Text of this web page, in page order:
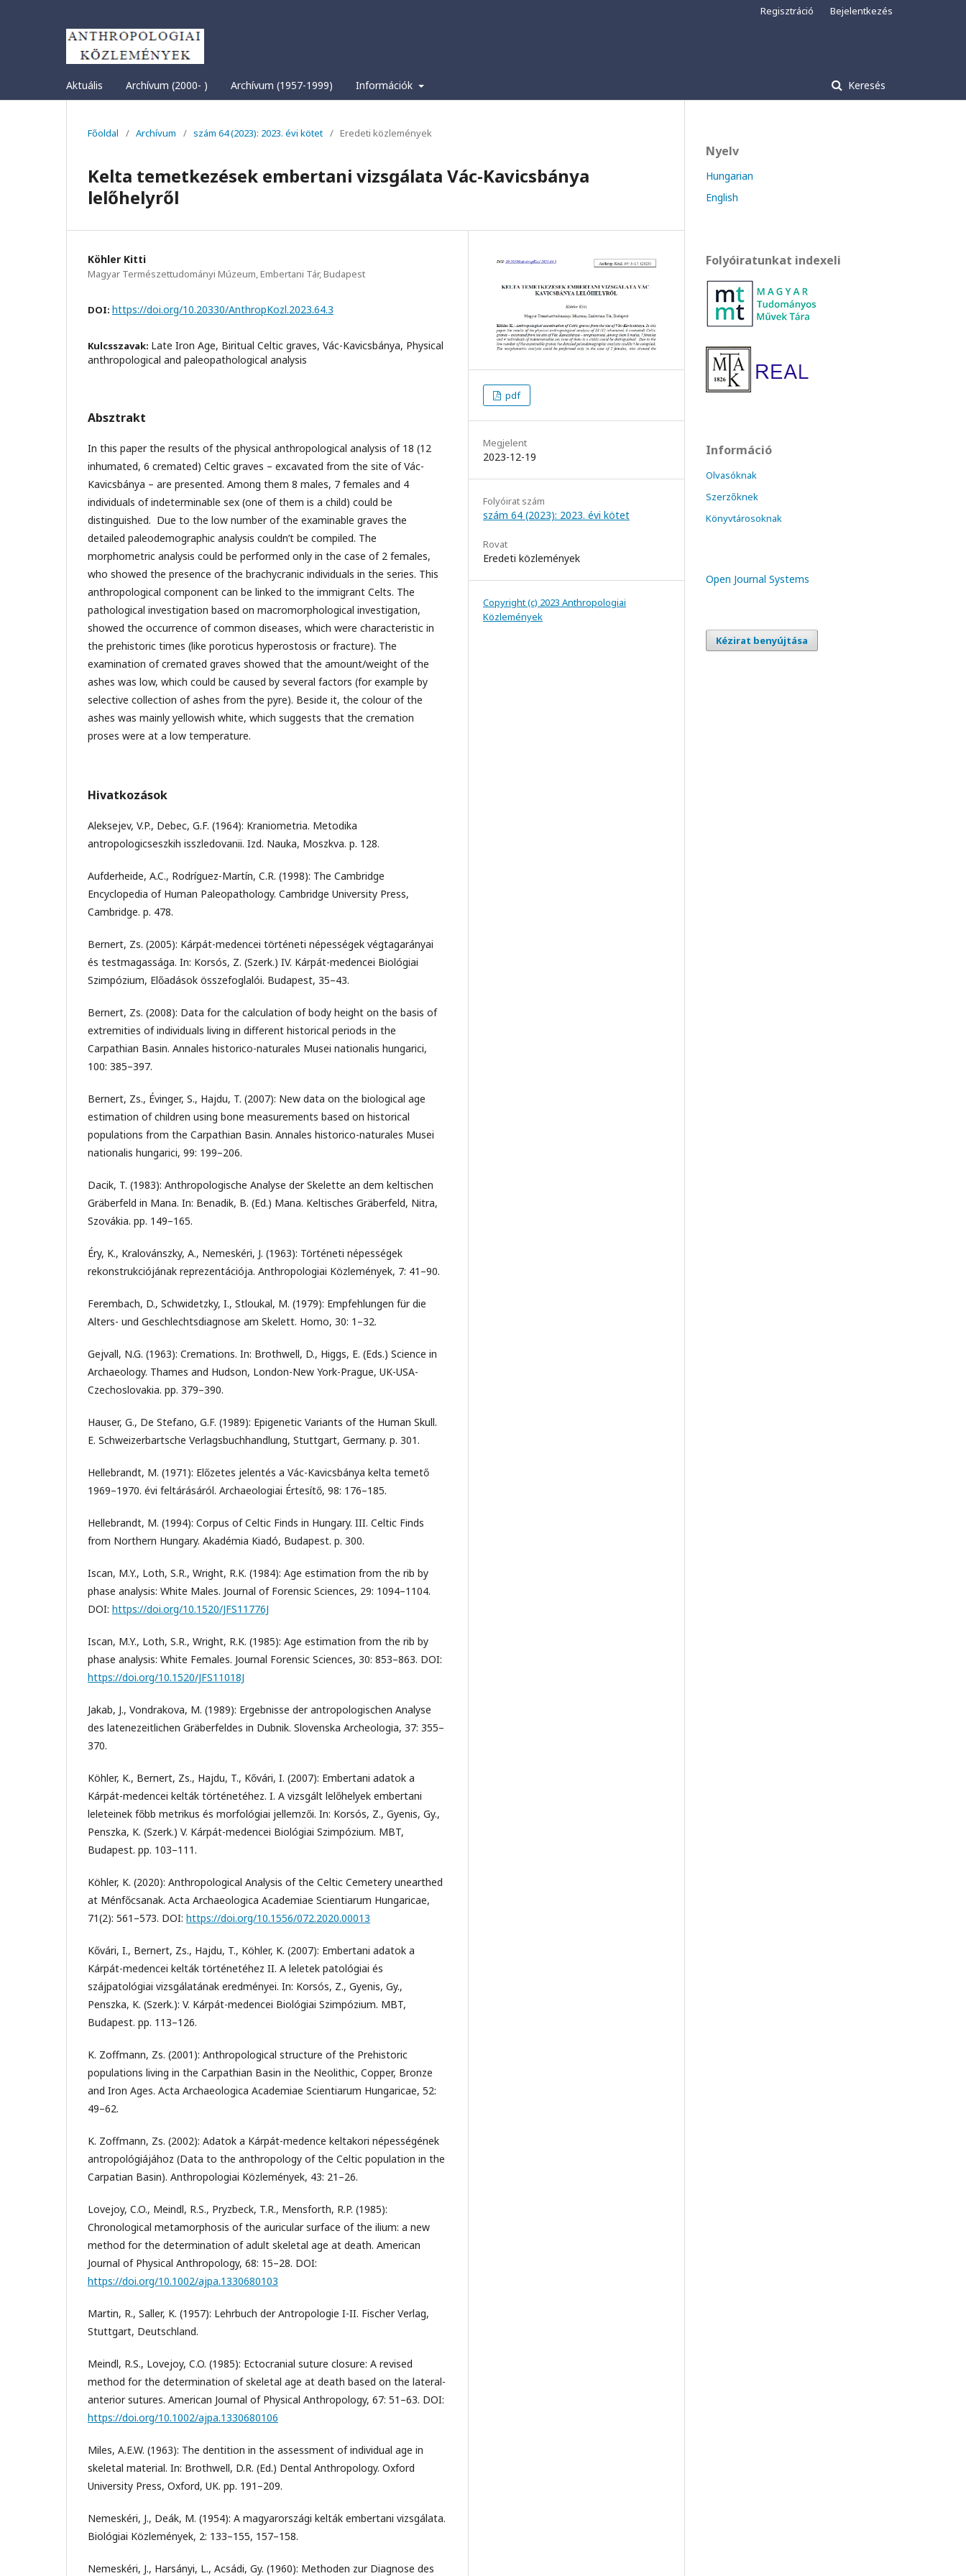
Aktuális Archívum (2000- ) Archívum (1957-1999) Információk Keresés
Regisztráció Bejelentkezés
Főoldal / Archívum / szám 64 (2023): 2023. évi kötet / Eredeti közlemények
Kelta temetkezések embertani vizsgálata Vác-Kavicsbánya
lelőhelyről
Köhler Kitti
Magyar Természettudományi Múzeum, Embertani Tár, Budapest
DOI: https://doi.org/10.20330/AnthropKozl.2023.64.3
Kulcsszavak: Late Iron Age, Biritual Celtic graves, Vác-Kavicsbánya, Physical
anthropological and paleopathological analysis
Absztrakt
In this paper the results of the physical anthropological analysis of 18 (12
inhumated, 6 cremated) Celtic graves – excavated from the site of Vác-
Kavicsbánya – are presented. Among them 8 males, 7 females and 4
individuals of indeterminable sex (one of them is a child) could be
distinguished. Due to the low number of the examinable graves the
detailed paleodemographic analysis couldn’t be compiled. The
morphometric analysis could be performed only in the case of 2 females,
who showed the presence of the brachycranic individuals in the series. This
anthropological component can be linked to the immigrant Celts. The
pathological investigation based on macromorphological investigation,
showed the occurrence of common diseases, which were characteristic in
the prehistoric times (like poroticus hyperostosis or fracture). The
examination of cremated graves showed that the amount/weight of the
ashes was low, which could be caused by several factors (for example by
selective collection of ashes from the pyre). Beside it, the colour of the
ashes was mainly yellowish white, which suggests that the cremation
proses were at a low temperature.
Hivatkozások
Aleksejev, V.P., Debec, G.F. (1964): Kraniometria. Metodika
antropologicseszkih isszledovanii. Izd. Nauka, Moszkva. p. 128.
Aufderheide, A.C., Rodríguez-Martín, C.R. (1998): The Cambridge
Encyclopedia of Human Paleopathology. Cambridge University Press,
Cambridge. p. 478.
Bernert, Zs. (2005): Kárpát-medencei történeti népességek végtagarányai
és testmagassága. In: Korsós, Z. (Szerk.) IV. Kárpát-medencei Biológiai
Szimpózium, Előadások összefoglalói. Budapest, 35–43.
Bernert, Zs. (2008): Data for the calculation of body height on the basis of
extremities of individuals living in different historical periods in the
Carpathian Basin. Annales historico-naturales Musei nationalis hungarici,
100: 385–397.
Bernert, Zs., Évinger, S., Hajdu, T. (2007): New data on the biological age
estimation of children using bone measurements based on historical
populations from the Carpathian Basin. Annales historico-naturales Musei
nationalis hungarici, 99: 199–206.
Dacik, T. (1983): Anthropologische Analyse der Skelette an dem keltischen
Gräberfeld in Mana. In: Benadik, B. (Ed.) Mana. Keltisches Gräberfeld, Nitra,
Szovákia. pp. 149–165.
Éry, K., Kralovánszky, A., Nemeskéri, J. (1963): Történeti népességek
rekonstrukciójának reprezentációja. Anthropologiai Közlemények, 7: 41–90.
Ferembach, D., Schwidetzky, I., Stloukal, M. (1979): Empfehlungen für die
Alters- und Geschlechtsdiagnose am Skelett. Homo, 30: 1–32.
Gejvall, N.G. (1963): Cremations. In: Brothwell, D., Higgs, E. (Eds.) Science in
Archaeology. Thames and Hudson, London-New York-Prague, UK-USA-
Czechoslovakia. pp. 379–390.
Hauser, G., De Stefano, G.F. (1989): Epigenetic Variants of the Human Skull.
E. Schweizerbartsche Verlagsbuchhandlung, Stuttgart, Germany. p. 301.
Hellebrandt, M. (1971): Előzetes jelentés a Vác-Kavicsbánya kelta temető
1969–1970. évi feltárásáról. Archaeologiai Értesítő, 98: 176–185.
Hellebrandt, M. (1994): Corpus of Celtic Finds in Hungary. III. Celtic Finds
from Northern Hungary. Akadémia Kiadó, Budapest. p. 300.
Iscan, M.Y., Loth, S.R., Wright, R.K. (1984): Age estimation from the rib by
phase analysis: White Males. Journal of Forensic Sciences, 29: 1094–1104.
DOI: https://doi.org/10.1520/JFS11776J
Iscan, M.Y., Loth, S.R., Wright, R.K. (1985): Age estimation from the rib by
phase analysis: White Females. Journal Forensic Sciences, 30: 853–863. DOI:
https://doi.org/10.1520/JFS11018J
Jakab, J., Vondrakova, M. (1989): Ergebnisse der antropologischen Analyse
des latenezeitlichen Gräberfeldes in Dubnik. Slovenska Archeologia, 37: 355–
370.
Köhler, K., Bernert, Zs., Hajdu, T., Kővári, I. (2007): Embertani adatok a
Kárpát-medencei kelták történetéhez. I. A vizsgált lelőhelyek embertani
leleteinek főbb metrikus és morfológiai jellemzői. In: Korsós, Z., Gyenis, Gy.,
Penszka, K. (Szerk.) V. Kárpát-medencei Biológiai Szimpózium. MBT,
Budapest. pp. 103–111.
Köhler, K. (2020): Anthropological Analysis of the Celtic Cemetery unearthed
at Ménfőcsanak. Acta Archaeologica Academiae Scientiarum Hungaricae,
71(2): 561–573. DOI: https://doi.org/10.1556/072.2020.00013
Kővári, I., Bernert, Zs., Hajdu, T., Köhler, K. (2007): Embertani adatok a
Kárpát-medencei kelták történetéhez II. A leletek patológiai és
szájpatológiai vizsgálatának eredményei. In: Korsós, Z., Gyenis, Gy.,
Penszka, K. (Szerk.): V. Kárpát-medencei Biológiai Szimpózium. MBT,
Budapest. pp. 113–126.
K. Zoffmann, Zs. (2001): Anthropological structure of the Prehistoric
populations living in the Carpathian Basin in the Neolithic, Copper, Bronze
and Iron Ages. Acta Archaeologica Academiae Scientiarum Hungaricae, 52:
49–62.
K. Zoffmann, Zs. (2002): Adatok a Kárpát-medence keltakori népességének
antropológiájához (Data to the anthropology of the Celtic population in the
Carpatian Basin). Anthropologiai Közlemények, 43: 21–26.
Lovejoy, C.O., Meindl, R.S., Pryzbeck, T.R., Mensforth, R.P. (1985):
Chronological metamorphosis of the auricular surface of the ilium: a new
method for the determination of adult skeletal age at death. American
Journal of Physical Anthropology, 68: 15–28. DOI:
https://doi.org/10.1002/ajpa.1330680103
Martin, R., Saller, K. (1957): Lehrbuch der Antropologie I-II. Fischer Verlag,
Stuttgart, Deutschland.
Meindl, R.S., Lovejoy, C.O. (1985): Ectocranial suture closure: A revised
method for the determination of skeletal age at death based on the lateral-
anterior sutures. American Journal of Physical Anthropology, 67: 51–63. DOI:
https://doi.org/10.1002/ajpa.1330680106
Miles, A.E.W. (1963): The dentition in the assessment of individual age in
skeletal material. In: Brothwell, D.R. (Ed.) Dental Anthropology. Oxford
University Press, Oxford, UK. pp. 191–209.
Nemeskéri, J., Deák, M. (1954): A magyarországi kelták embertani vizsgálata.
Biológiai Közlemények, 2: 133–155, 157–158.
Nemeskéri, J., Harsányi, L., Acsádi, Gy. (1960): Methoden zur Diagnose des
pdf
Megjelent
2023-12-19
Folyóirat szám
szám 64 (2023): 2023. évi kötet
Rovat
Eredeti közlemények
Copyright (c) 2023 Anthropologiai
Közlemények
Nyelv
Hungarian
English
Folyóiratunkat indexeli
Információ
Olvasóknak
Szerzőknek
Könyvtárosoknak
Open Journal Systems
Kézirat benyújtása